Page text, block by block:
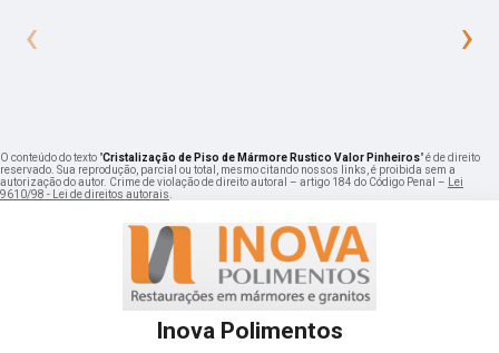
‹ ›
O conteúdo do texto "Cristalização de Piso de Mármore Rustico Valor Pinheiros" é de direito
reservado. Sua reprodução, parcial ou total, mesmo citando nossos links, é proibida sem a
autorização do autor. Crime de violação de direito autoral – artigo 184 do Código Penal –
Lei
9610/98 - Lei de direitos autorais
Inova Polimentos